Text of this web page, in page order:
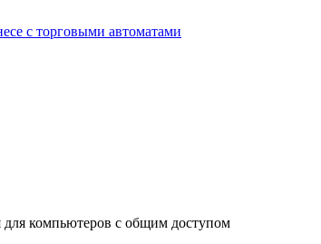
для компьютеров с общим доступом